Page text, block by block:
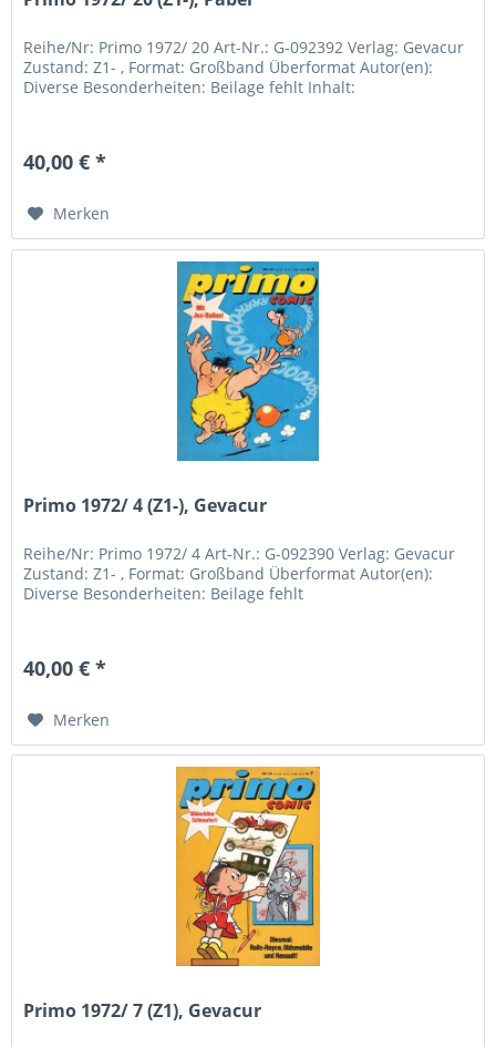
Reihe/Nr: Primo 1972/ 20 Art-Nr.: G-092392 Verlag: Gevacur
Zustand: Z1- , Format: Großband Überformat Autor(en):
Diverse Besonderheiten: Beilage fehlt Inhalt:
40,00 € *
Merken
Primo 1972/ 4 (Z1-), Gevacur
Reihe/Nr: Primo 1972/ 4 Art-Nr.: G-092390 Verlag: Gevacur
Zustand: Z1- , Format: Großband Überformat Autor(en):
Diverse Besonderheiten: Beilage fehlt
40,00 € *
Merken
Primo 1972/ 7 (Z1), Gevacur